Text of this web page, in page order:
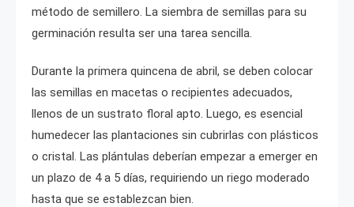
método de semillero. La siembra de semillas para su
germinación resulta ser una tarea sencilla.
Durante la primera quincena de abril, se deben colocar
las semillas en macetas o recipientes adecuados,
llenos de un sustrato floral apto. Luego, es esencial
humedecer las plantaciones sin cubrirlas con plásticos
o cristal. Las plántulas deberían empezar a emerger en
un plazo de 4 a 5 días, requiriendo un riego moderado
hasta que se establezcan bien.